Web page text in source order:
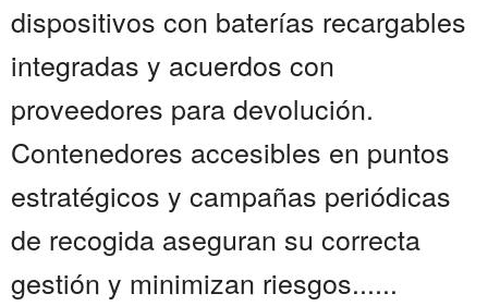
dispositivos con baterías recargables
integradas y acuerdos con
proveedores para devolución.
Contenedores accesibles en puntos
estratégicos y campañas periódicas
de recogida aseguran su correcta
gestión y minimizan riesgos......